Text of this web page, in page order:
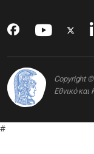
Copyright
Εθνικό
#